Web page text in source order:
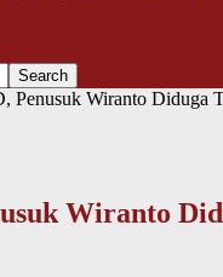
Penusuk Wiranto Diduga
Wiranto